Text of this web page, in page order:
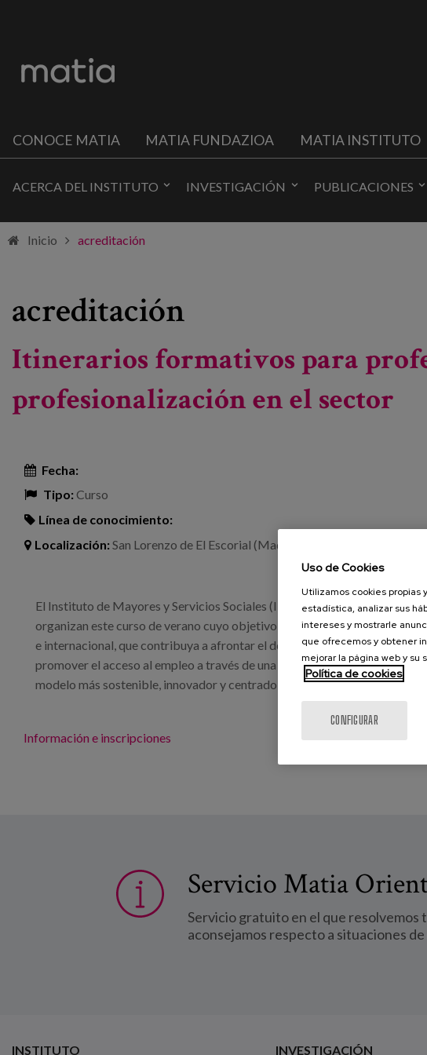
CONOCE MATIA MATIA FUNDAZIOA MATIA INSTITUTO
ACERCA DEL INSTITUTO INVESTIGACIÓN PUBLICACIONES
Inicio acreditación
acreditación
Itinerarios formativos para
profesionalización en el sector
Fecha:
Tipo:Curso
Línea de conocimiento:
Localización:San Lorenzo de El Escorial (Madrid)
El Instituto de Mayores y Servicios Sociales (IMSERSO) y la Fundación
organizan este curso de verano cuyo objetivo es proporcionar una
e internacional, que contribuya a afrontar el déficit de profesionales,
promover el acceso al empleo a través de una formación inicial y flexible,
modelo más sostenible, innovador y centrado en la persona.
Información e inscripciones
Servicio Matia
Servicio gratuito en el que resolvemos
aconsejamos respecto a situaciones
INSTITUTO INVESTIGACIÓN
Uso de Cookies
Utilizamos cookies propias
estadística, analizar sus
intereses y mostrarle
que ofrecemos y obtener
mejorar la página web y su
Política de cookies
CONFIGURAR